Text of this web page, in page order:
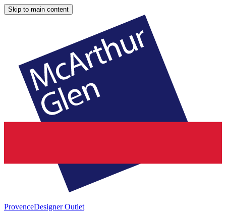
Skip to main content
ProvenceDesigner Outlet